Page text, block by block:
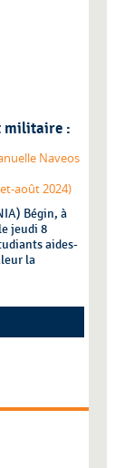
militaire :
Naveos
août 2024)
Bégin, à
jeudi 8
aides-
la